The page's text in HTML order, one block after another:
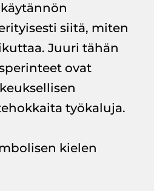
siitä, miten
Juuri tähän
ovat
työkaluja.
kielen